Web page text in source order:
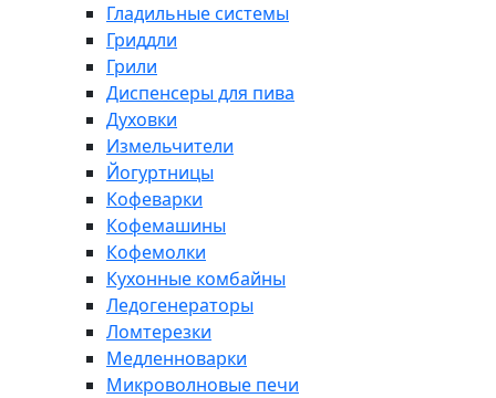
Гладильные системы
Гриддли
Грили
Диспенсеры для пива
Духовки
Измельчители
Йогуртницы
Кофеварки
Кофемашины
Кофемолки
Кухонные комбайны
Ледогенераторы
Ломтерезки
Медленноварки
Микроволновые печи